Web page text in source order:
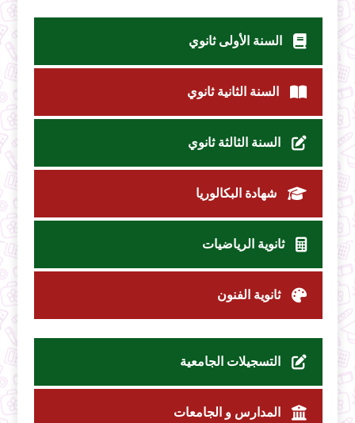
السنة الأولى ثانوي
السنة الثانية ثانوي
السنة الثالثة ثانوي
شهادة البكالوريا
ثانوية الرياضيات
ثانوية الفنون
التسجيلات الجامعية
المدارس و الجامعات